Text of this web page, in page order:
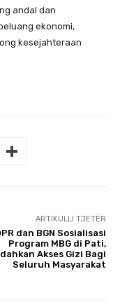
andal dan
ekonomi,
kesejahteraan
ARTIKULLI TJETËR
dan BGN Sosialisasi
Program MBG di Pati,
Akses Gizi Bagi
Seluruh Masyarakat